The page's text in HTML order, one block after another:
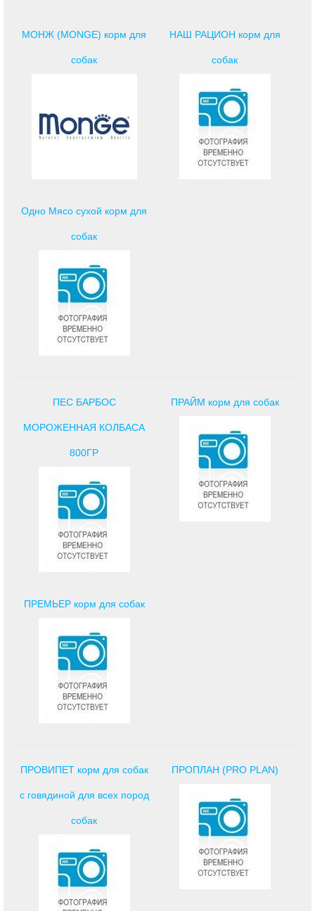
МОНЖ (MONGE) корм для
собак
НАШ РАЦИОН корм для
собак
Одно Мясо сухой корм для
собак
ПЕС БАРБОС
МОРОЖЕННАЯ КОЛБАСА
800ГР
ПРАЙМ корм для собак
ПРЕМЬЕР корм для собак
ПРОВИПЕТ корм для собак
с говядиной для всех пород
собак
ПРОПЛАН (PRO PLAN)